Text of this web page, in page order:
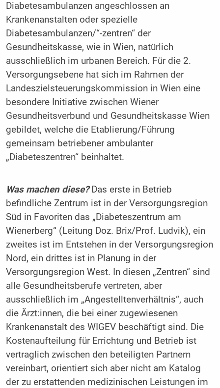
Diabetesambulanzen angeschlossen an
Krankenanstalten oder spezielle
Diabetesambulanzen/“-zentren“ der
Gesundheitskasse, wie in Wien, natürlich
ausschließlich im urbanen Bereich. Für die 2.
Versorgungsebene hat sich im Rahmen der
Landeszielsteuerungskommission in Wien eine
besondere Initiative zwischen Wiener
Gesundheitsverbund und Gesundheitskasse Wien
gebildet, welche die Etablierung/Führung
gemeinsam betriebener ambulanter
„Diabeteszentren“ beinhaltet.
Was machen diese?Das erste in Betrieb
befindliche Zentrum ist in der Versorgungsregion
Süd in Favoriten das „Diabeteszentrum am
Wienerberg“ (Leitung Doz. Brix/Prof. Ludvik), ein
zweites ist im Entstehen in der Versorgungsregion
Nord, ein drittes ist in Planung in der
Versorgungsregion West. In diesen „Zentren“ sind
alle Gesundheitsberufe vertreten, aber
ausschließlich im „Angestelltenverhältnis“, auch
die Ärzt:innen, die bei einer zugewiesenen
Krankenanstalt des WIGEV beschäftigt sind. Die
Kostenaufteilung für Errichtung und Betrieb ist
vertraglich zwischen den beteiligten Partnern
vereinbart, orientiert sich aber nicht am Katalog
der zu erstattenden medizinischen Leistungen im